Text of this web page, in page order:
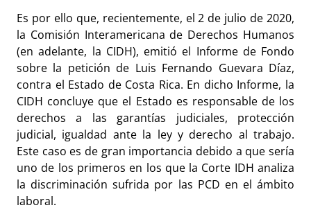
Es por ello que, recientemente, el 2 de julio de 2020,
la Comisión Interamericana de Derechos Humanos
(en adelante, la CIDH), emitió el Informe de Fondo
sobre la petición de Luis Fernando Guevara Díaz,
contra el Estado de Costa Rica. En dicho Informe, la
CIDH concluye que el Estado es responsable de los
derechos a las garantías judiciales, protección
judicial, igualdad ante la ley y derecho al trabajo.
Este caso es de gran importancia debido a que sería
uno de los primeros en los que la Corte IDH analiza
la discriminación sufrida por las PCD en el ámbito
laboral.